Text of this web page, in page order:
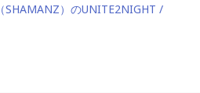
SHAMANZ）のUNITE2NIGHT